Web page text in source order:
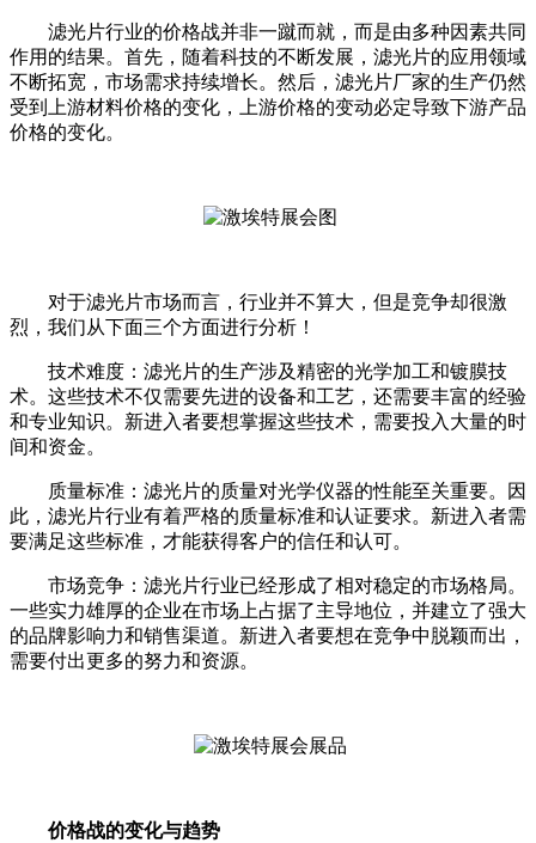
滤光片行业的价格战并非一蹴而就，而是由多种因素共同
作用的结果。首先，随着科技的不断发展，滤光片的应用领域
不断拓宽，市场需求持续增长。然后，滤光片厂家的生产仍然
受到上游材料价格的变化，上游价格的变动必定导致下游产品
价格的变化。
对于滤光片市场而言，行业并不算大，但是竞争却很激
烈，我们从下面三个方面进行分析！
技术难度：滤光片的生产涉及精密的光学加工和镀膜技
术。这些技术不仅需要先进的设备和工艺，还需要丰富的经验
和专业知识。新进入者要想掌握这些技术，需要投入大量的时
间和资金。
质量标准：滤光片的质量对光学仪器的性能至关重要。因
此，滤光片行业有着严格的质量标准和认证要求。新进入者需
要满足这些标准，才能获得客户的信任和认可。
市场竞争：滤光片行业已经形成了相对稳定的市场格局。
一些实力雄厚的企业在市场上占据了主导地位，并建立了强大
的品牌影响力和销售渠道。新进入者要想在竞争中脱颖而出，
需要付出更多的努力和资源。
价格战的变化与趋势